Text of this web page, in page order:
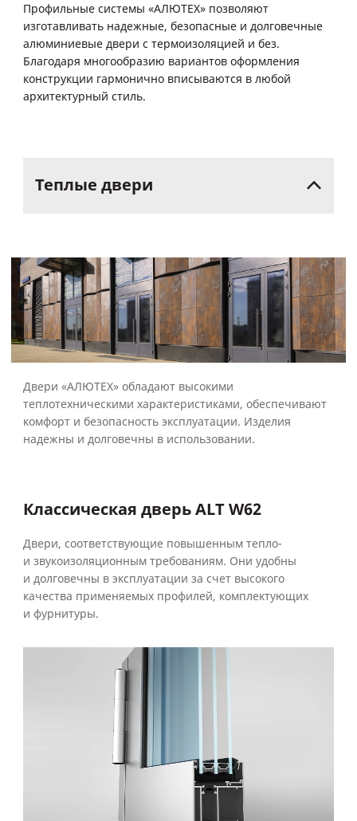
Профильные системы «АЛЮТЕХ» позволяют
изготавливать надежные, безопасные и долговечные
алюминиевые двери с термоизоляцией и без.
Благодаря многообразию вариантов оформления
конструкции гармонично вписываются в любой
архитектурный стиль.
Теплые двери
Двери «АЛЮТЕХ» обладают высокими
теплотехническими характеристиками, обеспечивают
комфорт и безопасность эксплуатации. Изделия
надежны и долговечны в использовании.
Классическая дверь ALT W62
Двери, соответствующие повышенным тепло-
и звукоизоляционным требованиям. Они удобны
и долговечны в эксплуатации за счет высокого
качества применяемых профилей, комплектующих
и фурнитуры.